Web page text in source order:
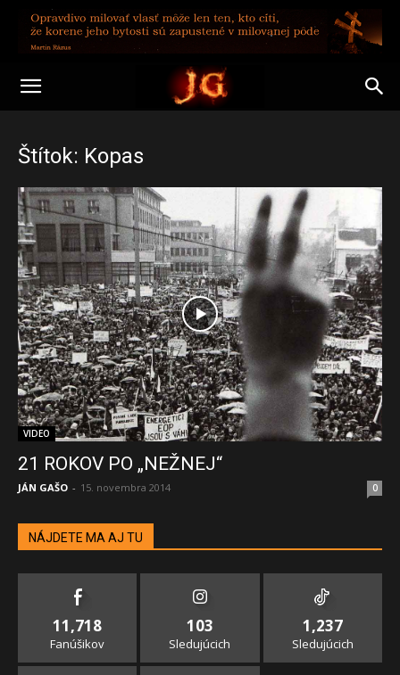
Štítok: Kopas
VIDEO
21 ROKOV PO „NEŽNEJ“
JÁN GAŠO - 15. novembra 2014 0
NÁJDETE MA AJ TU
11,718
Fanúšikov
103
Sledujúcich
1,237
Sledujúcich